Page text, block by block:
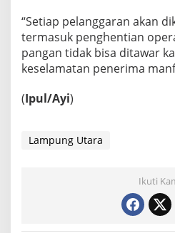
“Setiap pelanggaran akan
termasuk penghentian
pangan tidak bisa ditawar
keselamatan penerima
(Ipul/Ayi)
Lampung Utara
Ikuti